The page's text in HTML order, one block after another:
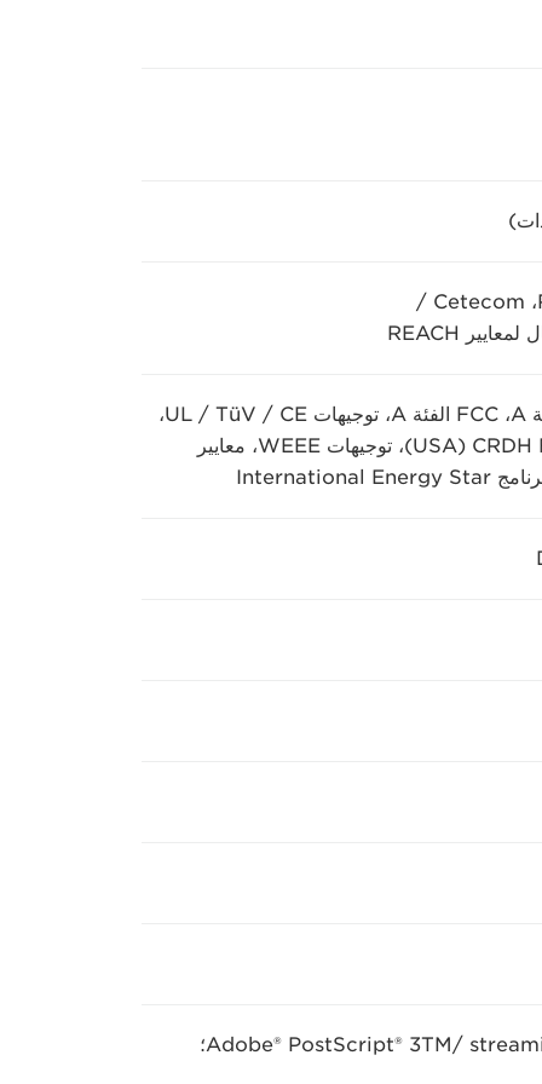
EPA/TEC، الامتثال لتوجيهات RoHS، ‏Cetecom / CE الفئة A، ‏FCC الفئة A، توجيهات UL / TüV / CE،
توجيهات VCCI، ‏ErP، توجيهات China RoHS، توجيهات CRDH FDA ‏(USA)، توجيهات WEEE، معايير
APPE ‏(Adobe® PDF Print Engine)‏: Adobe® PostScript® 3TM/ streaming PostScript®‎؛